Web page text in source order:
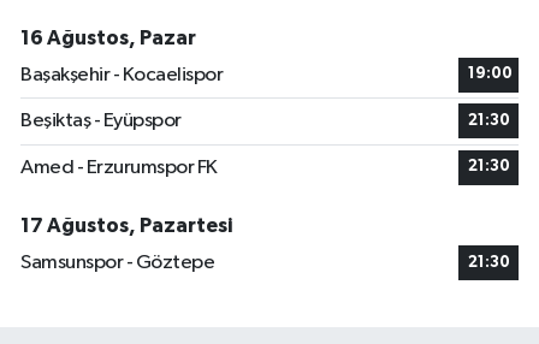
16 Ağustos, Pazar
Başakşehir - Kocaelispor
19:00
Beşiktaş - Eyüpspor 21:30
Amed - Erzurumspor FK 21:30
17 Ağustos, Pazartesi
Samsunspor - Göztepe
21:30